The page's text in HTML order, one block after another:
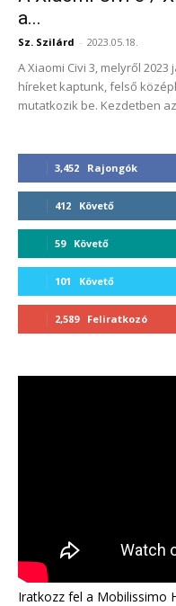
a...
Sz. Szilárd - 2023.05.18.
A Xiaomi Civi 3, melyről
híreket kaptunk, felső
mutatkozik be. Kezdetben
3,452 Rajongók
412 Követő
59 Követő
101 Követő
2,589 Feliratkozó
Iratkozz fel a Mobilissimo